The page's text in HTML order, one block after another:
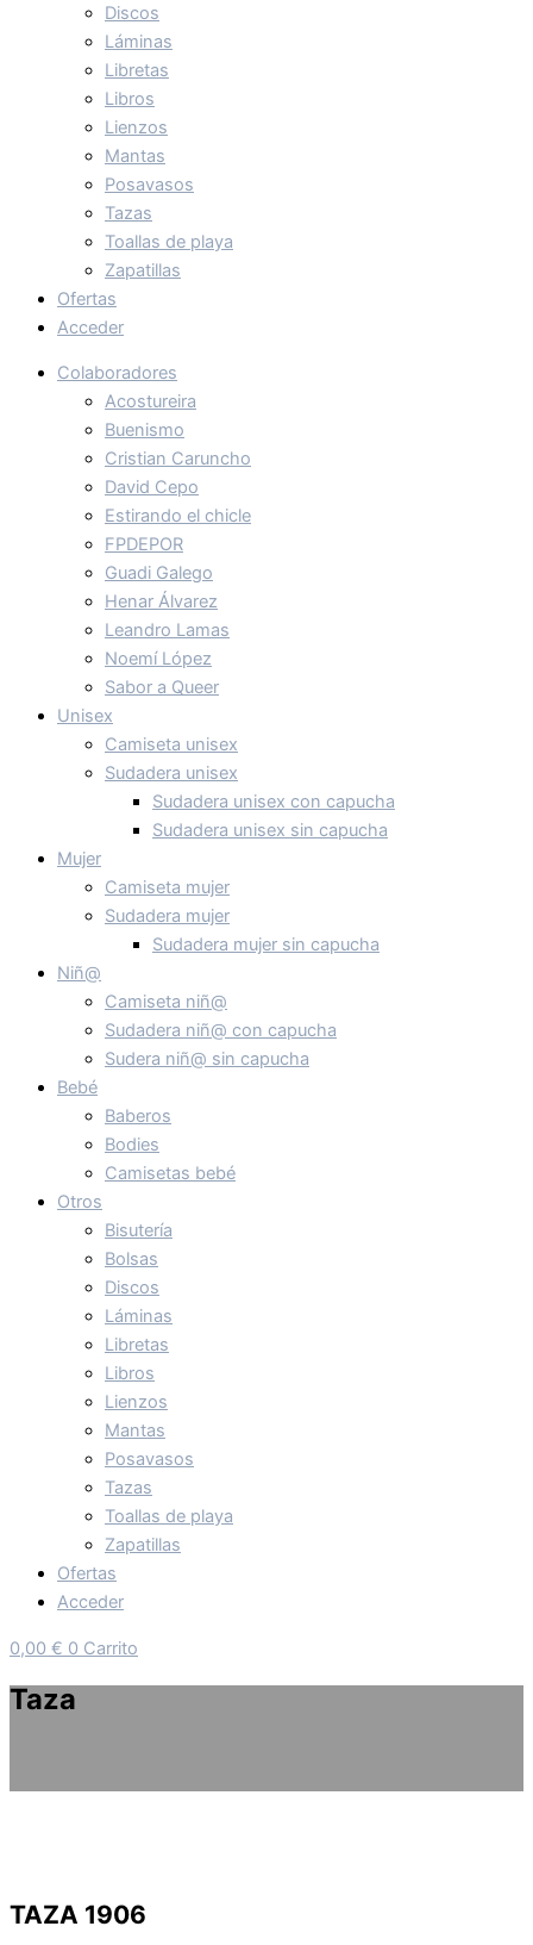
Discos
Láminas
Libretas
Libros
Lienzos
Mantas
Posavasos
Tazas
Toallas de playa
Zapatillas
Ofertas
Acceder
Colaboradores
Acostureira
Buenismo
Cristian Caruncho
David Cepo
Estirando el chicle
FPDEPOR
Guadi Galego
Henar Álvarez
Leandro Lamas
Noemí López
Sabor a Queer
Unisex
Camiseta unisex
Sudadera unisex
Sudadera unisex con capucha
Sudadera unisex sin capucha
Mujer
Camiseta mujer
Sudadera mujer
Sudadera mujer sin capucha
Niñ@
Camiseta niñ@
Sudadera niñ@ con capucha
Sudera niñ@ sin capucha
Bebé
Baberos
Bodies
Camisetas bebé
Otros
Bisutería
Bolsas
Discos
Láminas
Libretas
Libros
Lienzos
Mantas
Posavasos
Tazas
Toallas de playa
Zapatillas
Ofertas
Acceder
0,00 € 0 Carrito
Taza
TAZA 1906